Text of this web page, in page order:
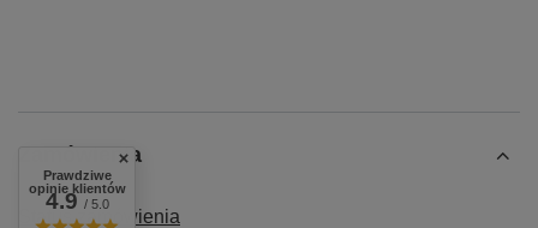
Zamówienia
Status zamówienia
Prawdziwe
opinie klientów
4.9/ 5.0